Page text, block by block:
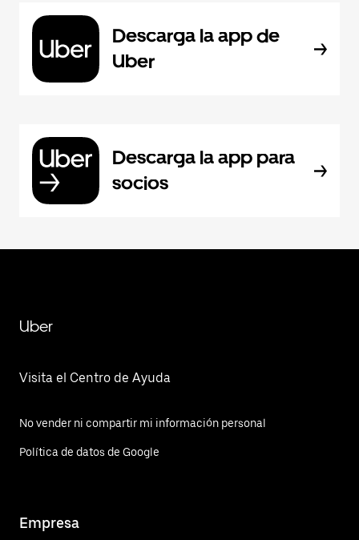
Descarga la app de
Uber
Descarga la app para
socios
Uber
Visita el Centro de Ayuda
No vender ni compartir mi información personal
Política de datos de Google
Empresa